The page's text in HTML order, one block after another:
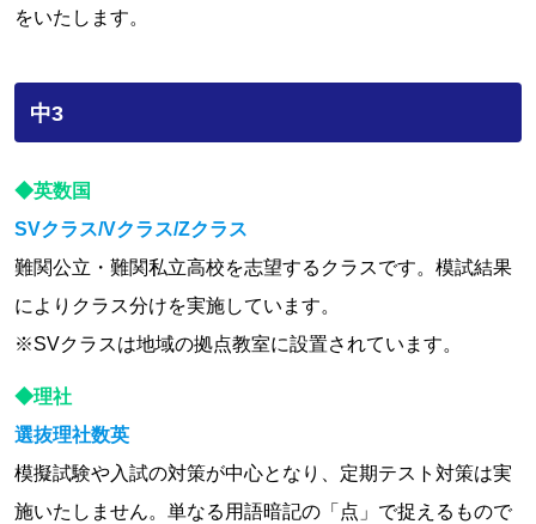
をいたします。
中3
◆英数国
SVクラス/Vクラス/Zクラス
難関公立・難関私立高校を志望するクラスです。模試結果
によりクラス分けを実施しています。
※SVクラスは地域の拠点教室に設置されています。
◆理社
選抜理社数英
模擬試験や入試の対策が中心となり、定期テスト対策は実
施いたしません。単なる用語暗記の「点」で捉えるもので